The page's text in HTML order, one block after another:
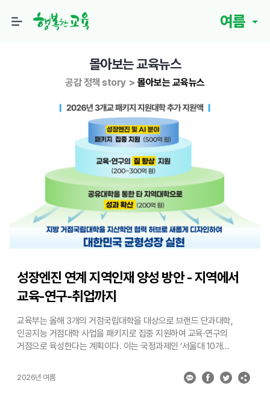
여름
몰아보는 교육뉴스
공감 정책 story > 몰아보는 교육뉴스
성장엔진 연계 지역인재 양성 방안 - 지역에서
교육-연구-취업까지
교육부는 올해 3개의 거점국립대학을 대상으로 브랜드 단과대학,
인공지능 거점대학 사업을 패키지로 집중 지원하여 교육·연구의
거점으로 육성한다는 계획이다. 이는 국정과제인 ‘서울대 10개
거점국립대학에는 1,000억 원 내외의 예산이 추가로 지원된다.
교육부는 이러한 내용을 담은 ‘성장엔진 연계 지역인재 양성방안’을
2026년 여름